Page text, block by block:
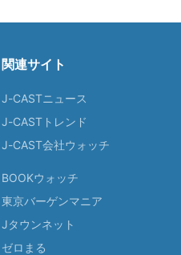
関連サイト
J-CASTニュース
J-CASTトレンド
J-CAST会社ウォッチ
BOOKウォッチ
東京バーゲンマニア
Jタウンネット
ゼロまる